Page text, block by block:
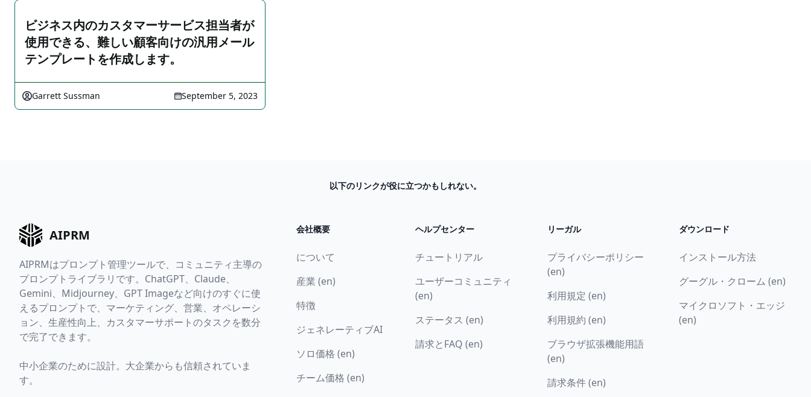
ビジネス内のカスタマーサービス担当者が
使用できる、難しい顧客向けの汎用メール
テンプレートを作成します。
Garrett Sussman September 5, 2023
以下のリンクが役に立つかもしれない。
AIPRM
AIPRMはプロンプト管理ツールで、コミュニティ主導の
プロンプトライブラリです。ChatGPT、Claude、
Gemini、Midjourney、GPT Imageなど向けのすぐに使
えるプロンプトで、マーケティング、営業、オペレーシ
ョン、生産性向上、カスタマーサポートのタスクを数分
で完了できます。
中小企業のために設計。大企業からも信頼されていま
す。
会社概要
について
産業 (en)
特徴
ジェネレーティブAI
ソロ価格 (en)
チーム価格 (en)
ヘルプセンター
チュートリアル
ユーザーコミュニティ
(en)
ステータス (en)
請求とFAQ (en)
リーガル
プライバシーポリシー
(en)
利用規定 (en)
利用規約 (en)
ブラウザ拡張機能用語
(en)
請求条件 (en)
ダウンロード
インストール方法
グーグル・クローム (en)
マイクロソフト・エッジ
(en)